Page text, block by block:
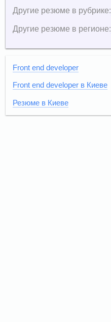
Другие резюме в рубрике:
Другие резюме в регионе:
Front end developer
Front end developer в Киеве
Резюме в Киеве